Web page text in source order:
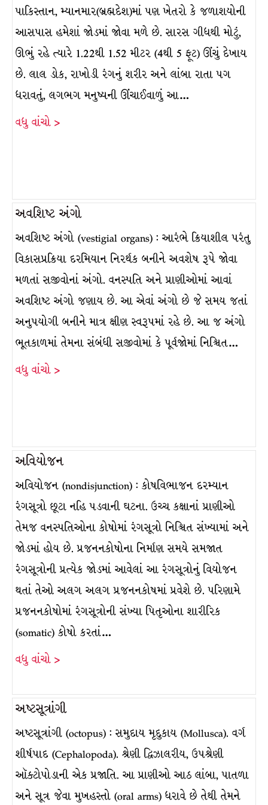
પાકિસ્તાન, મ્યાનમાર(બ્રહ્મદેશ)માં પણ ખેતરો કે જળાશયોની
આસપાસ હમેશાં જોડમાં જોવા મળે છે. સારસ ગીધથી મોટું,
ઊભું રહે ત્યારે 1.22થી 1.52 મીટર (4થી 5 ફૂટ) ઊંચું દેખાય
છે. લાલ ડોક, રાખોડી રંગનું શરીર અને લાંબા રાતા પગ
ધરાવતું, લગભગ મનુષ્યની ઊંચાઈવાળું આ…
વધુ વાંચો >
અવશિષ્ટ અંગો
અવશિષ્ટ અંગો (vestigial organs) : આરંભે ક્રિયાશીલ પરંતુ
વિકાસપ્રક્રિયા દરમિયાન નિરર્થક બનીને અવશેષ રૂપે જોવા
મળતાં સજીવોનાં અંગો. વનસ્પતિ અને પ્રાણીઓમાં આવાં
અવશિષ્ટ અંગો જણાય છે. આ એવાં અંગો છે જે સમય જતાં
અનુપયોગી બનીને માત્ર ક્ષીણ સ્વરૂપમાં રહે છે. આ જ અંગો
ભૂતકાળમાં તેમના સંબંધી સજીવોમાં કે પૂર્વજોમાં નિશ્ચિત…
વધુ વાંચો >
અવિયોજન
અવિયોજન (nondisjunction) : કોષવિભાજન દરમ્યાન
રંગસૂત્રો છૂટા નહિ પડવાની ઘટના. ઉચ્ચ કક્ષાનાં પ્રાણીઓ
તેમજ વનસ્પતિઓના કોષોમાં રંગસૂત્રો નિશ્ચિત સંખ્યામાં અને
જોડમાં હોય છે. પ્રજનનકોષોના નિર્માણ સમયે સમજાત
રંગસૂત્રોની પ્રત્યેક જોડમાં આવેલાં આ રંગસૂત્રોનું વિયોજન
થતાં તેઓ અલગ અલગ પ્રજનનકોષમાં પ્રવેશે છે. પરિણામે
પ્રજનનકોષોમાં રંગસૂત્રોની સંખ્યા પિતૃઓના શારીરિક
(somatic) કોષો કરતાં…
વધુ વાંચો >
અષ્ટસૂત્રાંગી
અષ્ટસૂત્રાંગી (octopus) : સમુદાય મૃદુકાય (Mollusca). વર્ગ
શીર્ષપાદ (Cephalopoda). શ્રેણી દ્વિઝાલરીય, ઉપશ્રેણી
ઑક્ટોપોડાની એક પ્રજાતિ. આ પ્રાણીઓ આઠ લાંબા, પાતળા
અને સૂત્ર જેવા મુખહસ્તો (oral arms) ધરાવે છે તેથી તેમને